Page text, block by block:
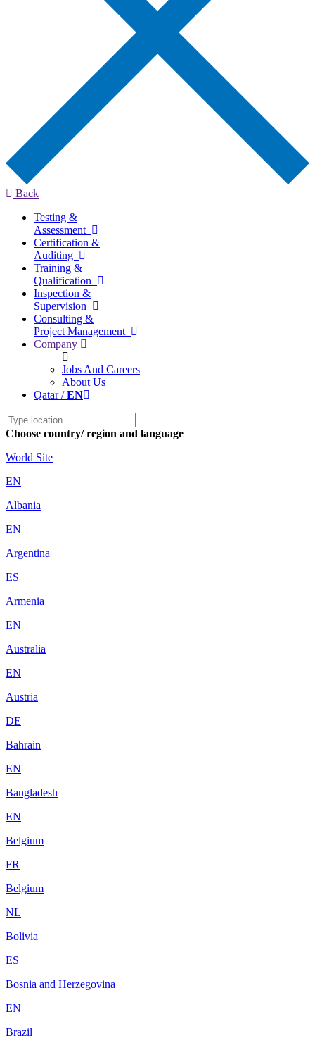
Back
Testing &
Assessment
Certification &
Auditing
Training &
Qualification
Inspection &
Supervision
Consulting &
Project Management
Company
Jobs And Careers
About Us
Qatar /EN
Choose country/ region and language
World Site
EN
Albania
EN
Argentina
ES
Armenia
EN
Australia
EN
Austria
DE
Bahrain
EN
Bangladesh
EN
Belgium
FR
Belgium
NL
Bolivia
ES
Bosnia and Herzegovina
EN
Brazil